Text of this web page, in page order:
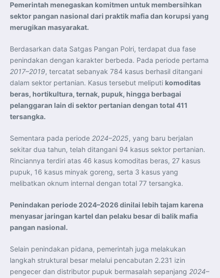
Perkuat Kerja Sama Repatriasi Artefak Budaya
Menteri PKP dan Ketua DEN Perkuat Kolaborasi
Teknologi, Data, dan Pembiayaan Demi Percepatan
Program 3 Juta Rumah
Pendaftaran MagangHub Angkatan II Batch 1 Dibuka
dan Sertifikasi Kompetensi
KASAU Bekali 154 Perwira Remaja AAU 2026, Tekankan
Integritas dan Profesionalisme sebagai Bekal
Pengabdian
Menlu Sugiono Dorong Kemitraan ASEAN–Inggris yang
Lebih Erat Hadapi Tantangan Global
Indonesia Dorong ASEAN dan Uni Eropa Perkuat
Stabilitas Global melalui Kemitraan Strategis
Menlu RI Dorong Kemitraan Ekonomi ASEAN–Korea
Selatan untuk Perkuat Ketahanan Kawasan
Kerja Sama Maritim, Ekonomi, dan Kesehatan
BI Pertahankan BI-Rate 5,75 Persen untuk Jaga
Stabilitas dan Dukung Pertumbuhan Ekonomi
Kepala BGN Sudaryono Tegaskan Komitmen Perkuat
Transparansi dan Akuntabilitas Program Makan Bergizi
Gratis
Pemerintah menegaskan komitmen untuk membersihkan
sektor pangan nasional dari praktik mafia dan korupsi yang
merugikan masyarakat.
Berdasarkan data Satgas Pangan Polri, terdapat dua fase
penindakan dengan karakter berbeda. Pada periode pertama
2017–2019, tercatat sebanyak 784 kasus berhasil ditangani
dalam sektor pertanian. Kasus tersebut meliputi komoditas
beras, hortikultura, ternak, pupuk, hingga berbagai
pelanggaran lain di sektor pertanian dengan total 411
tersangka.
Sementara pada periode 2024–2025, yang baru berjalan
sekitar dua tahun, telah ditangani 94 kasus sektor pertanian.
Rinciannya terdiri atas 46 kasus komoditas beras, 27 kasus
pupuk, 16 kasus minyak goreng, serta 3 kasus yang
melibatkan oknum internal dengan total 77 tersangka.
Penindakan periode 2024–2026 dinilai lebih tajam karena
menyasar jaringan kartel dan pelaku besar di balik mafia
pangan nasional.
Selain penindakan pidana, pemerintah juga melakukan
langkah struktural besar melalui pencabutan 2.231 izin
pengecer dan distributor pupuk bermasalah sepanjang 2024–